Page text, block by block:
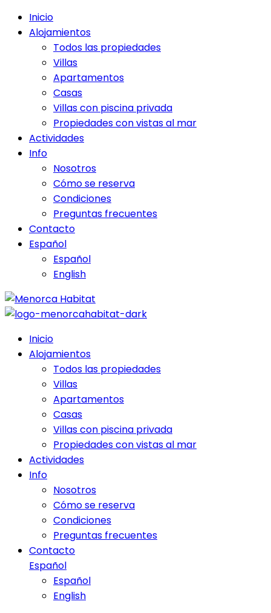
Inicio
Alojamientos
Todos las propiedades
Villas
Apartamentos
Casas
Villas con piscina privada
Propiedades con vistas al mar
Actividades
Info
Nosotros
Cómo se reserva
Condiciones
Preguntas frecuentes
Contacto
Español
Español
English
Inicio
Alojamientos
Todos las propiedades
Villas
Apartamentos
Casas
Villas con piscina privada
Propiedades con vistas al mar
Actividades
Info
Nosotros
Cómo se reserva
Condiciones
Preguntas frecuentes
Contacto
Español
Español
English